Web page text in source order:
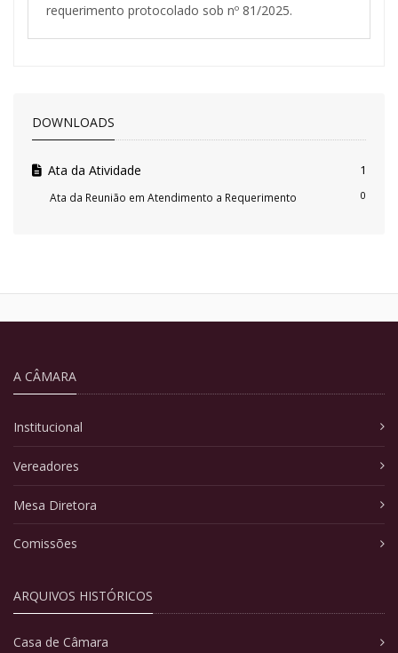
requerimento protocolado sob nº 81/2025.
DOWNLOADS
Ata da Atividade 1
Ata da Reunião em Atendimento a Requerimento 0
A CÂMARA
Institucional
Vereadores
Mesa Diretora
Comissões
ARQUIVOS HISTÓRICOS
Casa de Câmara